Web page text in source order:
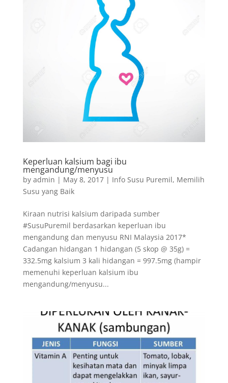
Keperluan kalsium bagi ibu
mengandung/menyusu
by admin | May 8, 2017| Info Susu Puremil, Memilih
Susu yang Baik
Kiraan nutrisi kalsium daripada sumber
#SusuPuremil berdasarkan keperluan ibu
mengandung dan menyusu RNI Malaysia 2017*
Cadangan hidangan 1 hidangan (5 skop @ 35g) =
332.5mg kalsium 3 kali hidangan = 997.5mg (hampir
memenuhi keperluan kalsium ibu
mengandung/menyusu...